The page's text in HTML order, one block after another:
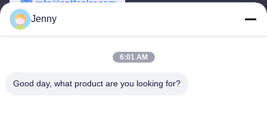
info@cntfsolar.com
Εργασιακό χρόνο
Jenny
6:01 AM
Good day, what product are you looking for?